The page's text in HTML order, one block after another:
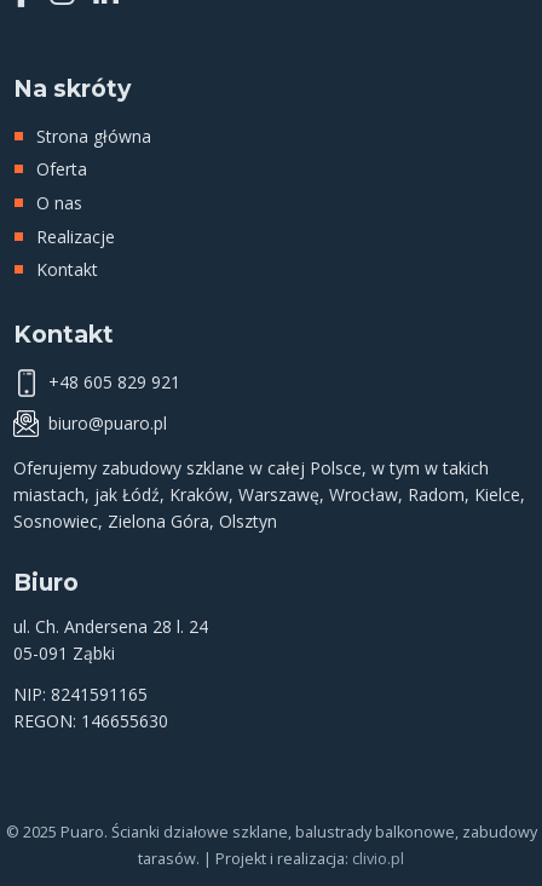
Na skróty
Strona główna
Oferta
O nas
Realizacje
Kontakt
Kontakt
+48 605 829 921
biuro@puaro.pl
Oferujemy zabudowy szklane w całej Polsce, w tym w takich
miastach, jak Łódź, Kraków, Warszawę, Wrocław, Radom, Kielce,
Sosnowiec, Zielona Góra, Olsztyn
Biuro
ul. Ch. Andersena 28 l. 24
05-091 Ząbki
NIP: 8241591165
REGON: 146655630
© 2025 Puaro. Ścianki działowe szklane, balustrady balkonowe, zabudowy
tarasów. | Projekt i realizacja: clivio.pl